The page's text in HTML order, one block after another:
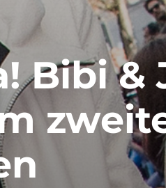
Bibi &